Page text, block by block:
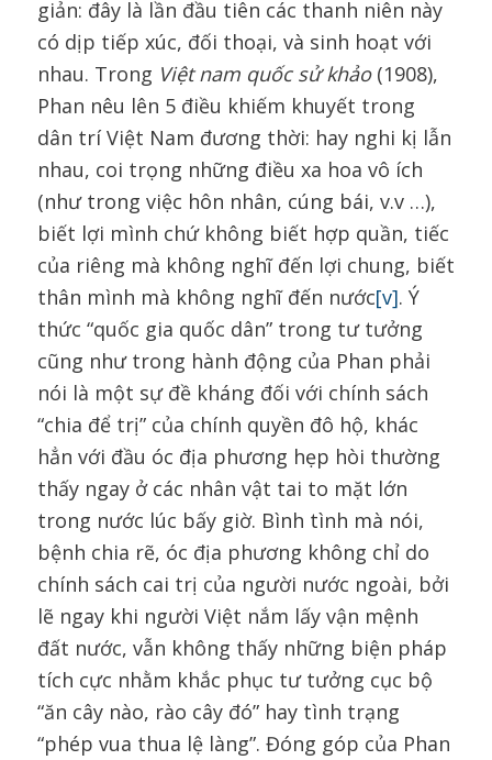
giản: đây là lần đầu tiên các thanh niên này
có dịp tiếp xúc, đối thoại, và sinh hoạt với
nhau. Trong Việt nam quốc sử khảo(1908),
Phan nêu lên 5 điều khiếm khuyết trong
dân trí Việt Nam đương thời: hay nghi kị lẫn
nhau, coi trọng những điều xa hoa vô ích
(như trong việc hôn nhân, cúng bái, v.v …),
biết lợi mình chứ không biết hợp quần, tiếc
của riêng mà không nghĩ đến lợi chung, biết
thân mình mà không nghĩ đến nước[v]. Ý
thức “quốc gia quốc dân” trong tư tưởng
cũng như trong hành động của Phan phải
nói là một sự đề kháng đối với chính sách
“chia để trị” của chính quyền đô hộ, khác
hẳn với đầu óc địa phương hẹp hòi thường
thấy ngay ở các nhân vật tai to mặt lớn
trong nước lúc bấy giờ. Bình tình mà nói,
bệnh chia rẽ, óc địa phương không chỉ do
chính sách cai trị của người nước ngoài, bởi
lẽ ngay khi người Việt nắm lấy vận mệnh
đất nước, vẫn không thấy những biện pháp
tích cực nhằm khắc phục tư tưởng cục bộ
“ăn cây nào, rào cây đó” hay tình trạng
“phép vua thua lệ làng”. Đóng góp của Phan